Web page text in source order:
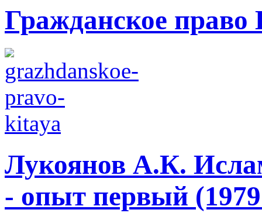
Гражданское право
Лукоянов А.К.
- опыт первый